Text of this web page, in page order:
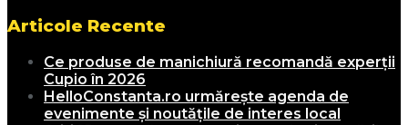
Articole Recente
Ce produse de manichiură recomandă experții
Cupio în 2026
HelloConstanta.ro urmărește agenda de
evenimente și noutățile de interes local